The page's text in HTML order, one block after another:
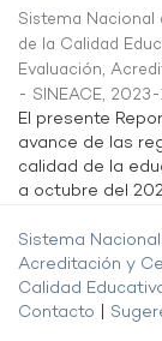
Sistema
de la Calidad
Evaluación,
- SINEACE,
El presente
avance de las
calidad de la
a octubre del
Sistema Nacional
Acreditación y
Calidad
Contacto